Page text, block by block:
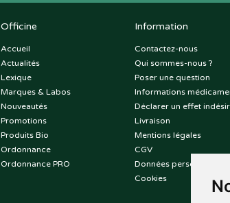
Officine
Accueil
Actualités
Lexique
Marques & Labos
Nouveautés
Promotions
Produits Bio
Ordonnance
Ordonnance PRO
Information
Contactez-nous
Qui sommes-nous ?
Poser une question
Informations
Déclarer un effet
Livraison
Mentions légales
CGV
Données personnelles
Cookies